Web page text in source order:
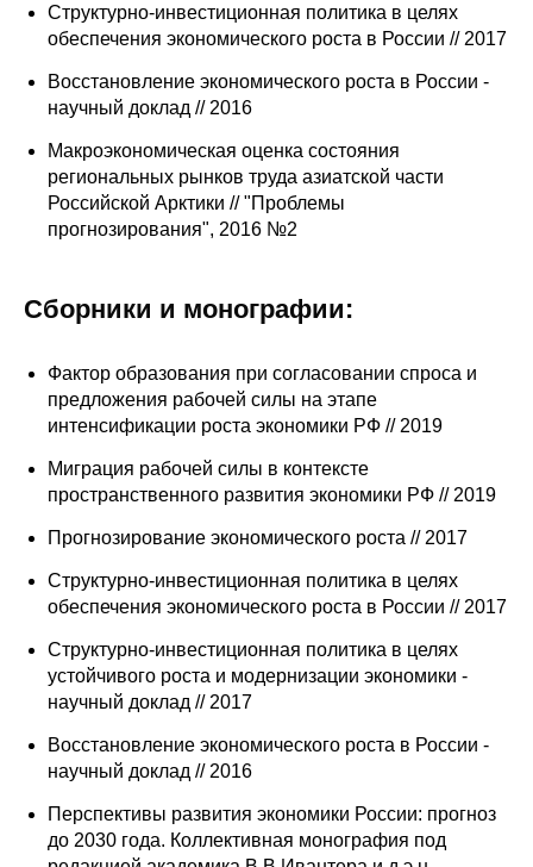
Cтруктурно-инвестиционная политика в целях
обеспечения экономического роста в России // 2017
Восстановление экономического роста в России -
научный доклад // 2016
Макроэкономическая оценка состояния
региональных рынков труда азиатской части
Российской Арктики // "Проблемы
прогнозирования", 2016 №2
Сборники и монографии:
Фактор образования при согласовании спроса и
предложения рабочей силы на этапе
интенсификации роста экономики РФ // 2019
Миграция рабочей силы в контексте
пространственного развития экономики РФ // 2019
Прогнозирование экономического роста // 2017
Cтруктурно-инвестиционная политика в целях
обеспечения экономического роста в России // 2017
Структурно-инвестиционная политика в целях
устойчивого роста и модернизации экономики -
научный доклад // 2017
Восстановление экономического роста в России -
научный доклад // 2016
Перспективы развития экономики России: прогноз
до 2030 года. Коллективная монография под